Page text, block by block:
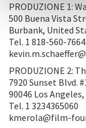
PRODUZIONE 1:
500 Buena Vista
Burbank, United
Tel. 1 818-560-7664
PRODUZIONE 2:
7920 Sunset Blvd.
90046 Los
Tel. 1 3234365060
kmerola@film-